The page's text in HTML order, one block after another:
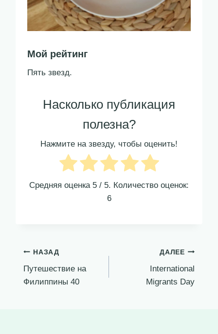
Мой рейтинг
Пять звезд.
Насколько публикация
полезна?
Нажмите на звезду, чтобы оценить!
Средняя оценка 5 / 5. Количество оценок:
6
Навигация
по
НАЗАД
Путешествие на
Филиппины 40
ДАЛЕЕ
International
Migrants Day